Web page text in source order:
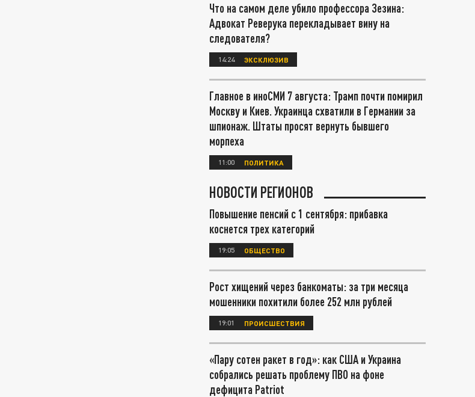
Что на самом деле убило профессора Зезина:
Адвокат Реверука перекладывает вину на
следователя?
14:24 ЭКСКЛЮЗИВ
Главное в иноСМИ 7 августа: Трамп почти помирил
Москву и Киев. Украинца схватили в Германии за
шпионаж. Штаты просят вернуть бывшего
морпеха
11:00 ПОЛИТИКА
НОВОСТИ РЕГИОНОВ
Повышение пенсий с 1 сентября: прибавка
коснется трех категорий
19:05 ОБЩЕСТВО
Рост хищений через банкоматы: за три месяца
мошенники похитили более 252 млн рублей
19:01 ПРОИСШЕСТВИЯ
«Пару сотен ракет в год»: как США и Украина
собрались решать проблему ПВО на фоне
дефицита Patriot